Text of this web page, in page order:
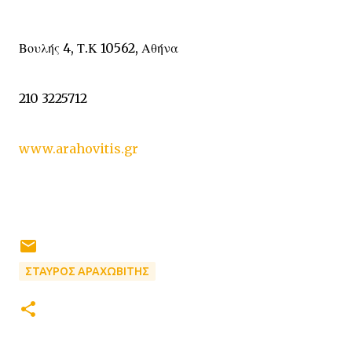
Βουλής 4, Τ.Κ 10562, Αθήνα
210 3225712
www.arahovitis.gr
ΣΤΑΥΡΟΣ ΑΡΑΧΩΒΙΤΗΣ